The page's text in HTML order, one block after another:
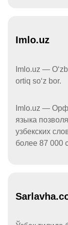
Imlo.uz
Imlo.uz —
ortiq soʻz bor.
Imlo.uz —
языка
узбекских
более 87 000